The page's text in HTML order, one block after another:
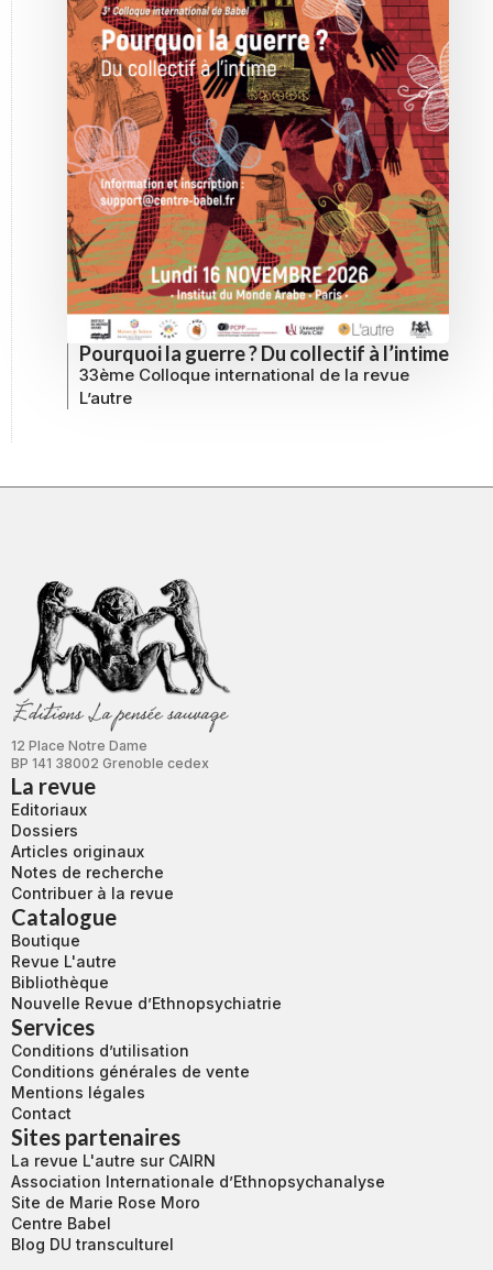
Pourquoi la guerre ? Du collectif à l’intime
33ème Colloque international de la revue
L’autre
12 Place Notre Dame
BP 141 38002 Grenoble cedex
La revue
Editoriaux
Dossiers
Articles originaux
Notes de recherche
Contribuer à la revue
Catalogue
Boutique
Revue L'autre
Bibliothèque
Nouvelle Revue d’Ethnopsychiatrie
Services
Conditions d’utilisation
Conditions générales de vente
Mentions légales
Contact
Sites partenaires
La revue L'autre sur CAIRN
Association Internationale d’Ethnopsychanalyse
Site de Marie Rose Moro
Centre Babel
Blog DU transculturel